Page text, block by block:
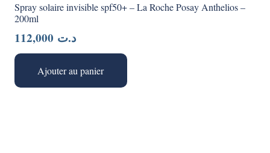
Spray solaire invisible spf50+ – La Roche Posay Anthelios –
200ml
د.ت
Ajouter au panier